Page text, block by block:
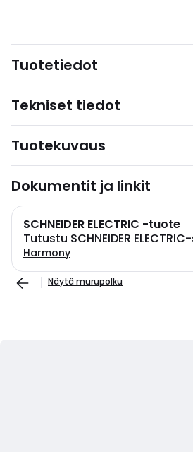
Tuotetiedot
Tekniset tiedot
Tuotekuvaus
Dokumentit ja linkit
SCHNEIDER ELECTRIC -tuote
Tutustu SCHNEIDER
Harmony
Näytä murupolku